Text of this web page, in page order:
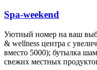
Spa-weekend
Уютный номер на ваш
& wellness центра с
вместо 5000); бутылка
свежих местных